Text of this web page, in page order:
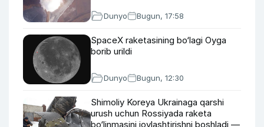
Dunyo Bugun, 17:58
SpaceX raketasining bo‘lagi Oyga
borib urildi
Dunyo Bugun, 12:30
Shimoliy Koreya Ukrainaga qarshi
urush uchun Rossiyada raketa
bo‘linmasini joylashtirishni boshladi —